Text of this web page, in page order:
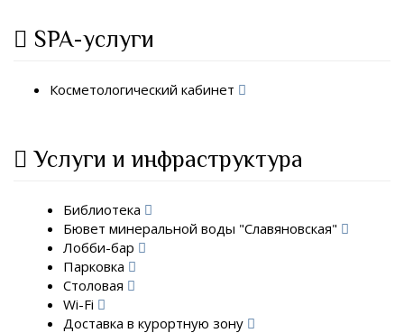
SPA-услуги
Косметологический кабинет
Услуги и инфраструктура
Библиотека
Бювет минеральной воды "Славяновская"
Лобби-бар
Парковка
Столовая
Wi-Fi
Доставка в курортную зону